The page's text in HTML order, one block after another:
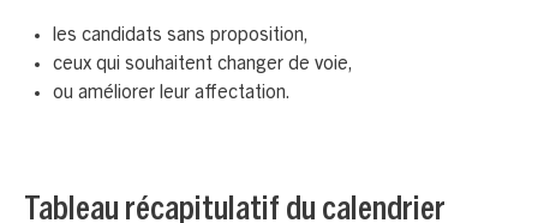
les candidats sans proposition,
ceux qui souhaitent changer de voie,
ou améliorer leur affectation.
Tableau récapitulatif du calendrier